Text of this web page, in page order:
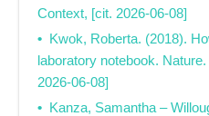
Context, [cit. 2026-06-08]
Kwok, Roberta. (2018).
laboratory notebook.
2026-06-08]
Kanza, Samantha –